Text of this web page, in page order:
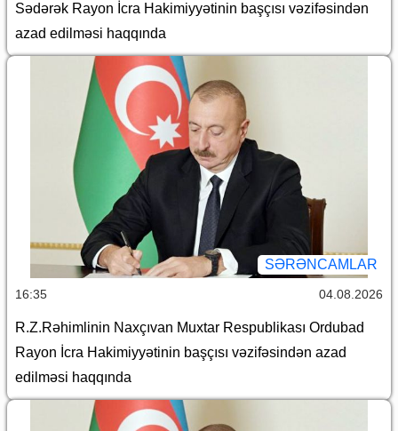
Sədərək Rayon İcra Hakimiyyətinin başçısı vəzifəsindən
azad edilməsi haqqında
SƏRƏNCAMLAR
16:35 04.08.2026
R.Z.Rəhimlinin Naxçıvan Muxtar Respublikası Ordubad
Rayon İcra Hakimiyyətinin başçısı vəzifəsindən azad
edilməsi haqqında